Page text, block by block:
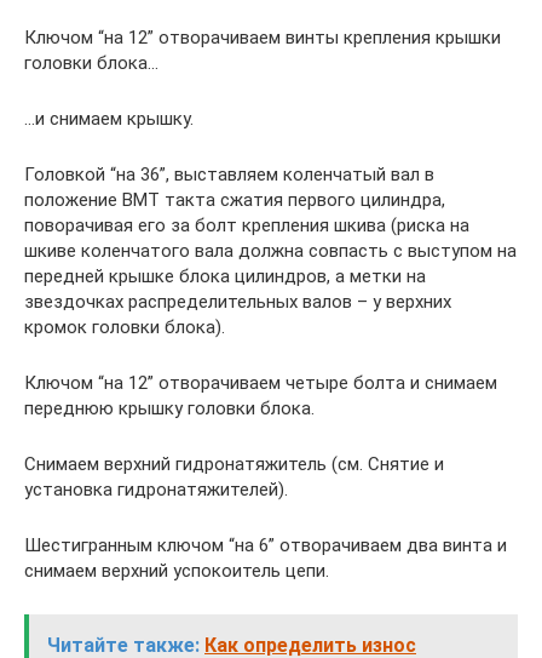
Ключом “на 12” отворачиваем винты крепления крышки
головки блока…
…и снимаем крышку.
Головкой “на 36”, выставляем коленчатый вал в
положение ВМТ такта сжатия первого цилиндра,
поворачивая его за болт крепления шкива (риска на
шкиве коленчатого вала должна совпасть с выступом на
передней крышке блока цилиндров, а метки на
звездочках распределительных валов – у верхних
кромок головки блока).
Ключом “на 12” отворачиваем четыре болта и снимаем
переднюю крышку головки блока.
Снимаем верхний гидронатяжитель (см. Снятие и
установка гидронатяжителей).
Шестигранным ключом “на 6” отворачиваем два винта и
снимаем верхний успокоитель цепи.
Читайте также: Как определить износ